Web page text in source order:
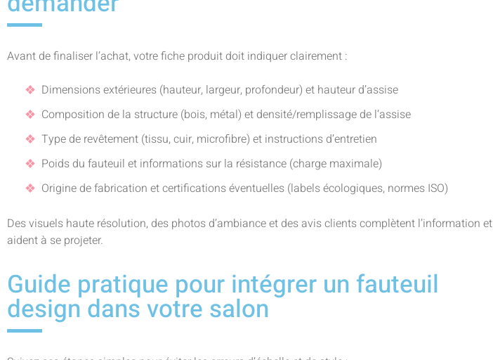
Avant de finaliser l’achat, votre fiche produit doit indiquer clairement :
Dimensions extérieures (hauteur, largeur, profondeur) et hauteur d’assise
Composition de la structure (bois, métal) et densité/remplissage de l’assise
Type de revêtement (tissu, cuir, microfibre) et instructions d’entretien
Poids du fauteuil et informations sur la résistance (charge maximale)
Origine de fabrication et certifications éventuelles (labels écologiques, normes ISO)
Des visuels haute résolution, des photos d’ambiance et des avis clients complètent l’information et
aident à se projeter.
Guide pratique pour intégrer un fauteuil
design dans votre salon